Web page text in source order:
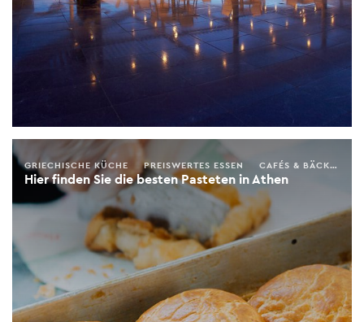
Hier finden Sie die besten Pasteten in Athen
GRIECHISCHE KÜCHE PREISWERTES ESSEN CAFÉS & BÄCKEREIEN